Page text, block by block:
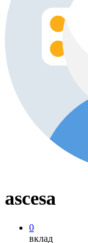
ascesa
0
вклад